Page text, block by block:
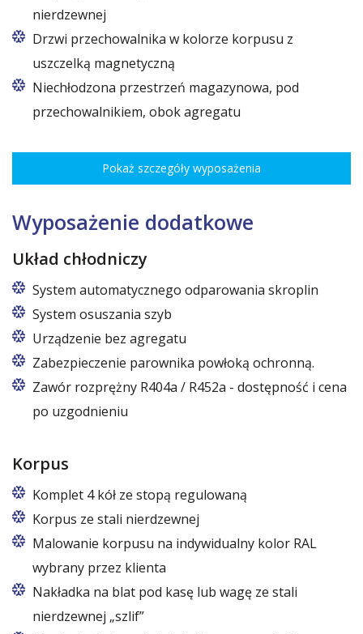
nierdzewnej
Drzwi przechowalnika w kolorze korpusu z
uszczelką magnetyczną
Niechłodzona przestrzeń magazynowa, pod
przechowalnikiem, obok agregatu
Pokaż szczegóły wyposażenia
Wyposażenie dodatkowe
Układ chłodniczy
System automatycznego odparowania skroplin
System osuszania szyb
Urządzenie bez agregatu
Zabezpieczenie parownika powłoką ochronną.
Zawór rozprężny R404a / R452a - dostępność i cena
po uzgodnieniu
Korpus
Komplet 4 kół ze stopą regulowaną
Korpus ze stali nierdzewnej
Malowanie korpusu na indywidualny kolor RAL
wybrany przez klienta
Nakładka na blat pod kasę lub wagę ze stali
nierdzewnej „szlif”